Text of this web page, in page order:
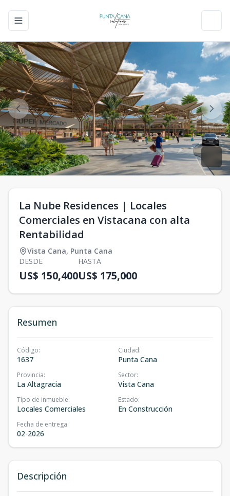
Toggle navigation menu
La Nube Residences | Locales
Comerciales en Vistacana con alta
Rentabilidad
Vista Cana, Punta Cana
DESDE
US$ 150,400
HASTA
US$ 175,000
Resumen
Código:
1637
Ciudad:
Punta Cana
Provincia:
La Altagracia
Sector:
Vista Cana
Tipo de inmueble:
Locales Comerciales
Estado:
En Construcción
Fecha de entrega:
02-2026
Descripción